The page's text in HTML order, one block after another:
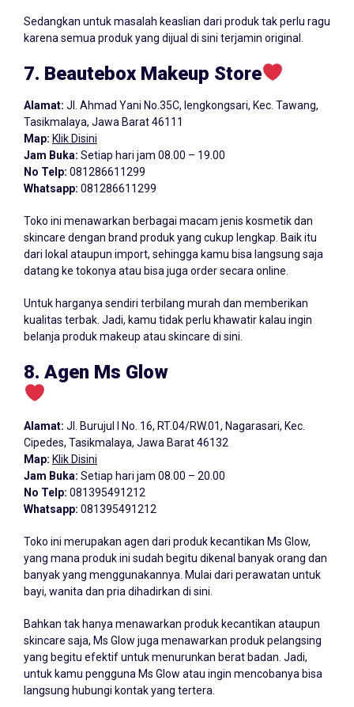
Sedangkan untuk masalah keaslian dari produk tak perlu ragu
karena semua produk yang dijual di sini terjamin original.
7. Beautebox Makeup Store
Alamat: Jl. Ahmad Yani No.35C, lengkongsari, Kec. Tawang,
Tasikmalaya, Jawa Barat 46111
Map: Klik Disini
Jam Buka: Setiap hari jam 08.00 – 19.00
No Telp: 081286611299
Whatsapp: 081286611299
Toko ini menawarkan berbagai macam jenis kosmetik dan
skincare dengan brand produk yang cukup lengkap. Baik itu
dari lokal ataupun import, sehingga kamu bisa langsung saja
datang ke tokonya atau bisa juga order secara online.
Untuk harganya sendiri terbilang murah dan memberikan
kualitas terbak. Jadi, kamu tidak perlu khawatir kalau ingin
belanja produk makeup atau skincare di sini.
8. Agen Ms Glow
Alamat: Jl. Burujul I No. 16, RT.04/RW.01, Nagarasari, Kec.
Cipedes, Tasikmalaya, Jawa Barat 46132
Map: Klik Disini
Jam Buka: Setiap hari jam 08.00 – 20.00
No Telp: 081395491212
Whatsapp: 081395491212
Toko ini merupakan agen dari produk kecantikan Ms Glow,
yang mana produk ini sudah begitu dikenal banyak orang dan
banyak yang menggunakannya. Mulai dari perawatan untuk
bayi, wanita dan pria dihadirkan di sini.
Bahkan tak hanya menawarkan produk kecantikan ataupun
skincare saja, Ms Glow juga menawarkan produk pelangsing
yang begitu efektif untuk menurunkan berat badan. Jadi,
untuk kamu pengguna Ms Glow atau ingin mencobanya bisa
langsung hubungi kontak yang tertera.